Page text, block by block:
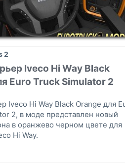
2
Iveco Hi Way Black
Euro Truck Simulator 2
Iveco Hi Way Black Orange для
2, в моде представлен новый
в оранжево черном цвете для
Hi Way.